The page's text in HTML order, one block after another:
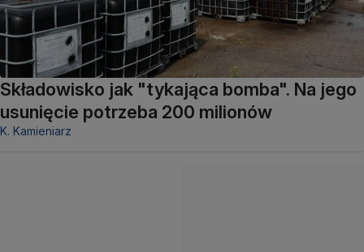
Składowisko jak "tykająca bomba". Na jego
usunięcie potrzeba 200 milionów
K. Kamieniarz